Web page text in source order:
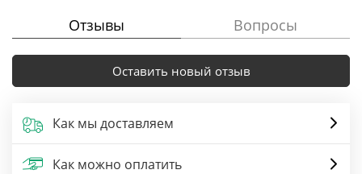
Отзывы Вопросы
Оставить новый отзыв
Как мы доставляем
Как можно оплатить